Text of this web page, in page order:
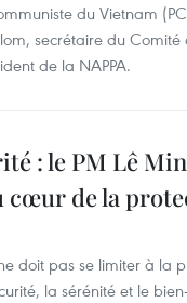
du Vietnam
secrétaire du
de la NAPPA.
: le PM Lê
cœur de la
doit pas se limiter à la
la sérénité et le